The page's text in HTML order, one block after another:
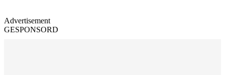
Advertisement
GESPONSORD